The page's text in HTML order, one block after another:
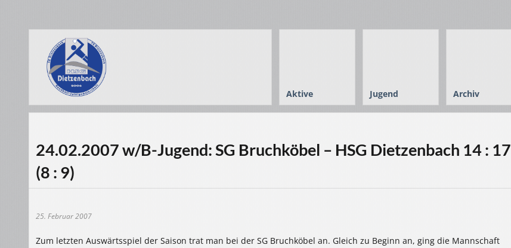
Aktive Jugend Archiv
24.02.2007 w/B-Jugend: SG Bruchköbel – HSG Dietzenbach 14 : 17
(8 : 9)
25. Februar 2007
Zum letzten Auswärtsspiel der Saison trat man bei der SG Bruchköbel an. Gleich zu Beginn an, ging die Mannschaft